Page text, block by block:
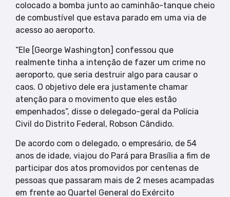
colocado a bomba junto ao caminhão-tanque cheio
de combustível que estava parado em uma via de
acesso ao aeroporto.
“Ele [George Washington] confessou que
realmente tinha a intenção de fazer um crime no
aeroporto, que seria destruir algo para causar o
caos. O objetivo dele era justamente chamar
atenção para o movimento que eles estão
empenhados”, disse o delegado-geral da Polícia
Civil do Distrito Federal, Robson Cândido.
De acordo com o delegado, o empresário, de 54
anos de idade, viajou do Pará para Brasília a fim de
participar dos atos promovidos por centenas de
pessoas que passaram mais de 2 meses acampadas
em frente ao Quartel General do Exército